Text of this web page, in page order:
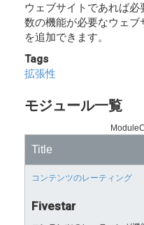
ウェブサイトであれば
数の機能が必要なウェ
を追加できます。
Tags
拡張性
モジュール一覧
Title
コンテンツのレーティング
Fivestar